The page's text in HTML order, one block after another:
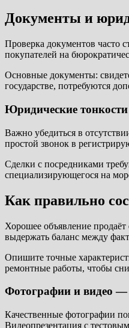
Документы и
Проверка документов часто
покупателей на
Основные документы:
государстве, потребуются
Юридические
Важно убедиться в
простой звонок в
Сделки с посредниками
специализирующегося на
Как правильно
Хорошее объявление
выдержать баланс между
Опишите точные
ремонтные работы, чтобы
Фотографии и видео —
Качественные фотографии
Видеопрезентация с